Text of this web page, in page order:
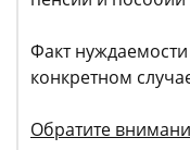
Факт
конкретном
Обратите